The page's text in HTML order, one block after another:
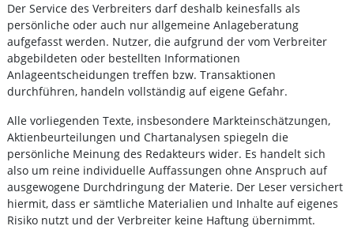
Der Service des Verbreiters darf deshalb keinesfalls als
persönliche oder auch nur allgemeine Anlageberatung
aufgefasst werden. Nutzer, die aufgrund der vom Verbreiter
abgebildeten oder bestellten Informationen
Anlageentscheidungen treffen bzw. Transaktionen
durchführen, handeln vollständig auf eigene Gefahr.
Alle vorliegenden Texte, insbesondere Markteinschätzungen,
Aktienbeurteilungen und Chartanalysen spiegeln die
persönliche Meinung des Redakteurs wider. Es handelt sich
also um reine individuelle Auffassungen ohne Anspruch auf
ausgewogene Durchdringung der Materie. Der Leser versichert
hiermit, dass er sämtliche Materialien und Inhalte auf eigenes
Risiko nutzt und der Verbreiter keine Haftung übernimmt.